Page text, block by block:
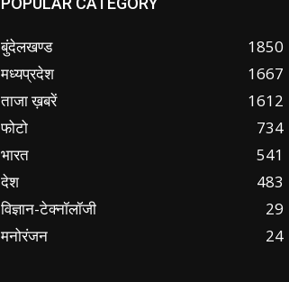
बुंदेलखण्ड
1850
मध्यप्रदेश
1667
ताजा ख़बरें
1612
फोटो
734
भारत
541
देश
483
विज्ञान-टेक्नॉलॉजी
29
मनोरंजन
24